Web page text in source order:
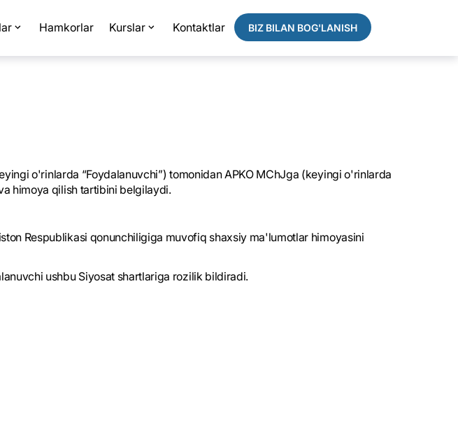
Hamkorlar Kurslar Kontaktlar BIZ BILAN BOG'LANISH
o'rinlarda “Foydalanuvchi”) tomonidan APKO MChJga (keyingi o'rinlarda
himoya qilish tartibini belgilaydi.
Respublikasi qonunchiligiga muvofiq shaxsiy ma'lumotlar himoyasini
ushbu Siyosat shartlariga rozilik bildiradi.